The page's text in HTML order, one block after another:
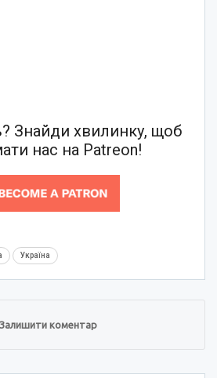
Знайди хвилинку, щоб
нас на Patreon!
Україна
коментар